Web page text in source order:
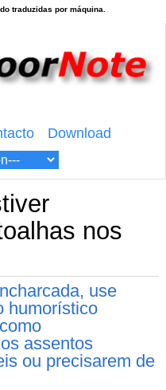
Download
nos
use
humorístico
assentos
​​ou precisarem de